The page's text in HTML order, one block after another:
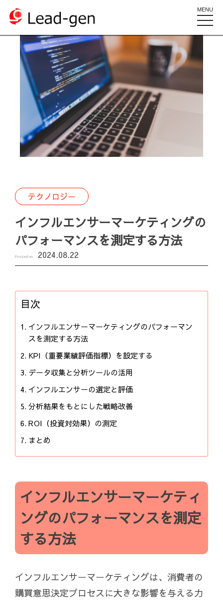
MENU
toggle
テクノロジー
インフルエンサーマーケティングの
パフォーマンスを測定する方法
Posted on 2024.08.22
目次
インフルエンサーマーケティングのパフォーマン
スを測定する方法
KPI（重要業績評価指標）を設定する
データ収集と分析ツールの活用
インフルエンサーの選定と評価
分析結果をもとにした戦略改善
ROI（投資対効果）の測定
まとめ
インフルエンサーマーケティ
ングのパフォーマンスを測定
する方法
インフルエンサーマーケティングは、消費者の
購買意思決定プロセスに大きな影響を与える力